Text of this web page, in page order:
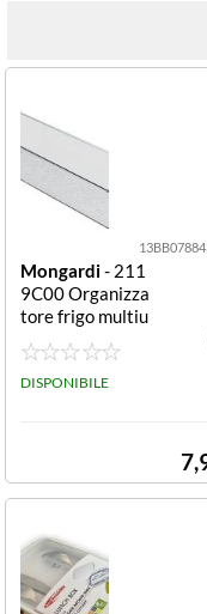
Mongardi- 211
9C00 Organizza
tore frigo multiu
so multiuso
DISPONIBILE